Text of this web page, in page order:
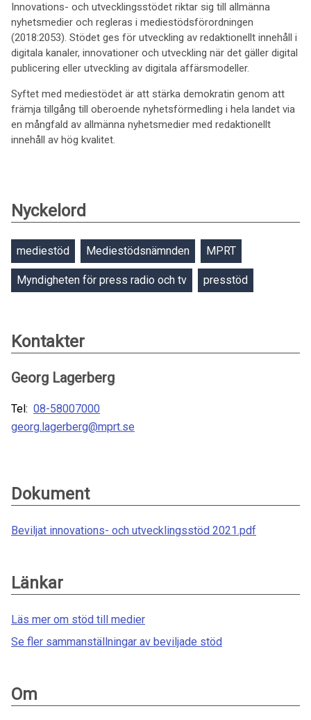
Innovations- och utvecklingsstödet riktar sig till allmänna
nyhetsmedier och regleras i mediestödsförordningen
(2018:2053). Stödet ges för utveckling av redaktionellt innehåll i
digitala kanaler, innovationer och utveckling när det gäller digital
publicering eller utveckling av digitala affärsmodeller.
Syftet med mediestödet är att stärka demokratin genom att
främja tillgång till oberoende nyhetsförmedling i hela landet via
en mångfald av allmänna nyhetsmedier med redaktionellt
innehåll av hög kvalitet.
Nyckelord
mediestöd Mediestödsnämnden MPRT
Myndigheten för press radio och tv presstöd
Kontakter
Georg Lagerberg
Tel: 08-58007000
georg.lagerberg@mprt.se
Dokument
Beviljat innovations- och utvecklingsstöd 2021.pdf
Länkar
Läs mer om stöd till medier
Se fler sammanställningar av beviljade stöd
Om